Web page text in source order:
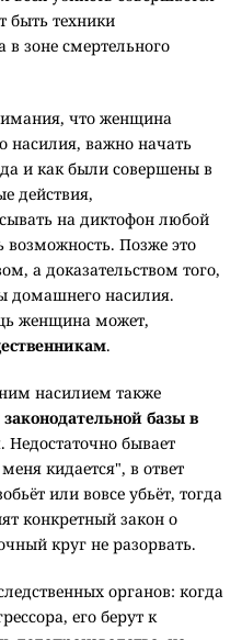
быть техники
в зоне смертельного
что женщина
насилия, важно начать
и как были совершены в
действия,
на диктофон любой
возможность. Позже это
а доказательством того,
домашнего насилия.
женщина может,
.
насилием также
базы в
. Недостаточно бывает
кидается", в ответ
или вовсе убьёт, тогда
конкретный закон о
круг не разорвать.
органов: когда
его берут к